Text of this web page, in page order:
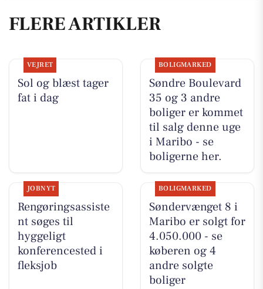
FLERE ARTIKLER
VEJRET
Sol og blæst tager
fat i dag
BOLIGMARKED
Søndre Boulevard
35 og 3 andre
boliger er kommet
til salg denne uge
i Maribo - se
boligerne her.
JOBNYT
Rengøringsassiste
nt søges til
hyggeligt
konferencested i
fleksjob
BOLIGMARKED
Søndervænget 8 i
Maribo er solgt for
4.050.000 - se
køberen og 4
andre solgte
boliger